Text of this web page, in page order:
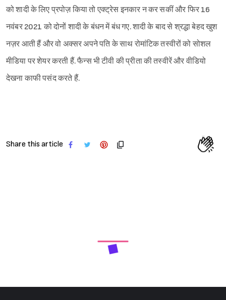
को शादी के लिए प्रपोज़ किया तो एक्ट्रेस इनकार न कर सकीं और फिर 16
नवंबर 2021 को दोनों शादी के बंधन में बंध गए. शादी के बाद से श्रद्धा बेहद खुश
नज़र आती हैं और वो अक्सर अपने पति के साथ रोमांटिक तस्वीरों को सोशल
मीडिया पर शेयर करती हैं. फैन्स भी टीवी की प्रीता की तस्वीरें और वीडियो
देखना काफी पसंद करते हैं.
Share this article